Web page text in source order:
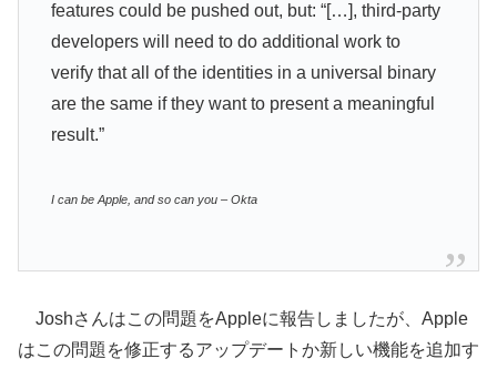
features could be pushed out, but: “[…], third-party
developers will need to do additional work to
verify that all of the identities in a universal binary
are the same if they want to present a meaningful
result.”
I can be Apple, and so can you – Okta
Joshさんはこの問題をAppleに報告しましたが、Apple
はこの問題を修正するアップデートか新しい機能を追加す